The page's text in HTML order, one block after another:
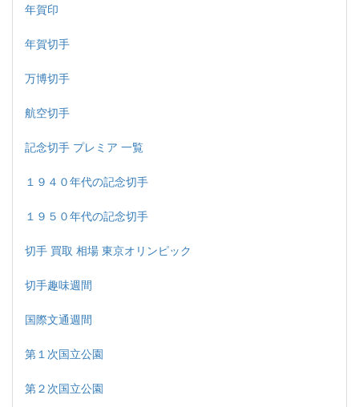
年賀印
年賀切手
万博切手
航空切手
記念切手 プレミア 一覧
１９４０年代の記念切手
１９５０年代の記念切手
切手 買取 相場 東京オリンピック
切手趣味週間
国際文通週間
第１次国立公園
第２次国立公園